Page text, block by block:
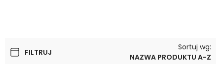
FILTRUJ
Sortuj wg:
NAZWA PRODUKTU A-Z